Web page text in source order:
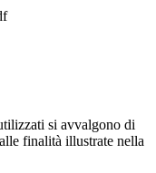
si avvalgono di
finalità illustrate nella